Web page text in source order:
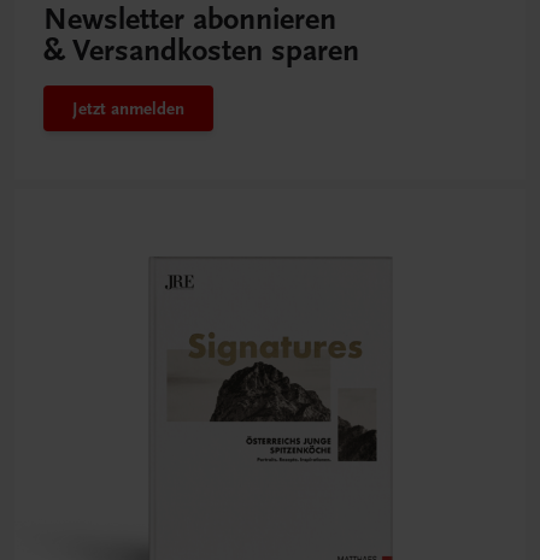
Newsletter abonnieren
& Versandkosten sparen
Jetzt anmelden